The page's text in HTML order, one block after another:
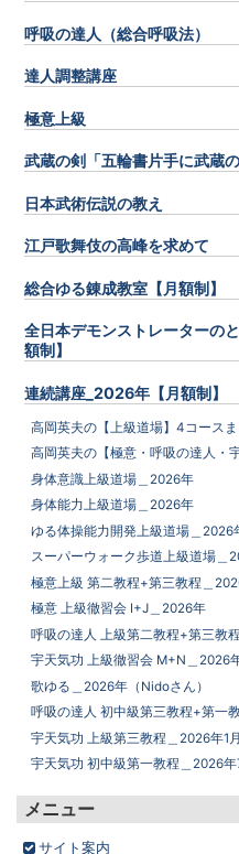
呼吸の達人（総合呼吸法）
達人調整講座
極意上級
武蔵の剣「五輪書片手に武蔵
日本武術伝説の教え
江戸歌舞伎の高峰を求めて
総合ゆる錬成教室【月額制】
全日本デモンストレーターの
額制】
連続講座_2026年【月額制】
高岡英夫の【上級道場】4コース
高岡英夫の【極意・呼吸の達人・
身体意識上級道場＿2026年
身体能力上級道場＿2026年
ゆる体操能力開発上級道場＿2026
スーパーウォーク歩道上級道場＿
極意上級 第二教程+第三教程＿
極意 上級徹習会 I+J＿2026年
呼吸の達人 上級第二教程+第三教
宇天気功 上級徹習会 M+N＿2026
歌ゆる＿2026年（Nidoさん）
呼吸の達人 初中級第三教程+第一
宇天気功 上級第三教程＿2026年1
宇天気功 初中級第一教程＿2026年
メニュー
サイト案内